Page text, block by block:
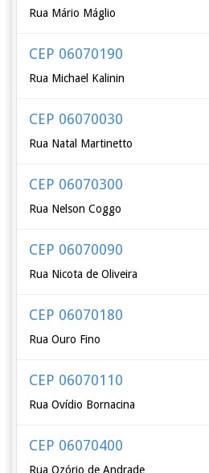
Rua Mário Máglio
CEP 06070190
Rua Michael Kalinin
CEP 06070030
Rua Natal Martinetto
CEP 06070300
Rua Nelson Coggo
CEP 06070090
Rua Nicota de Oliveira
CEP 06070180
Rua Ouro Fino
CEP 06070110
Rua Ovídio Bornacina
CEP 06070400
Rua Ozório de Andrade